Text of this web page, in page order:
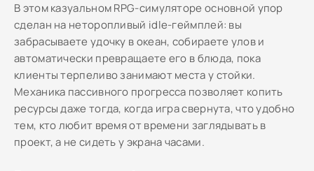
В этом казуальном RPG-симуляторе основной упор
сделан на неторопливый idle-геймплей: вы
забрасываете удочку в океан, собираете улов и
автоматически превращаете его в блюда, пока
клиенты терпеливо занимают места у стойки.
Механика пассивного прогресса позволяет копить
ресурсы даже тогда, когда игра свернута, что удобно
тем, кто любит время от времени заглядывать в
проект, а не сидеть у экрана часами.